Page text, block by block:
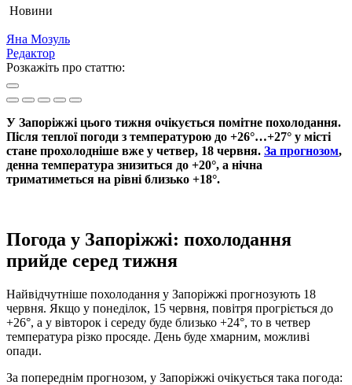
Новини
Яна Мозуль
Редактор
Розкажіть про статтю:
У Запоріжжі цього тижня очікується помітне похолодання.
Після теплої погоди з температурою до +26°…+27° у місті
стане прохолодніше вже у четвер, 18 червня. За прогнозом,
денна температура знизиться до +20°, а нічна
триматиметься на рівні близько +18°.
Погода у Запоріжжі: похолодання
прийде серед тижня
Найвідчутніше похолодання у Запоріжжі прогнозують 18
червня. Якщо у понеділок, 15 червня, повітря прогріється до
+26°, а у вівторок і середу буде близько +24°, то в четвер
температура різко просяде. День буде хмарним, можливі
опади.
За попереднім прогнозом, у Запоріжжі очікується така погода: